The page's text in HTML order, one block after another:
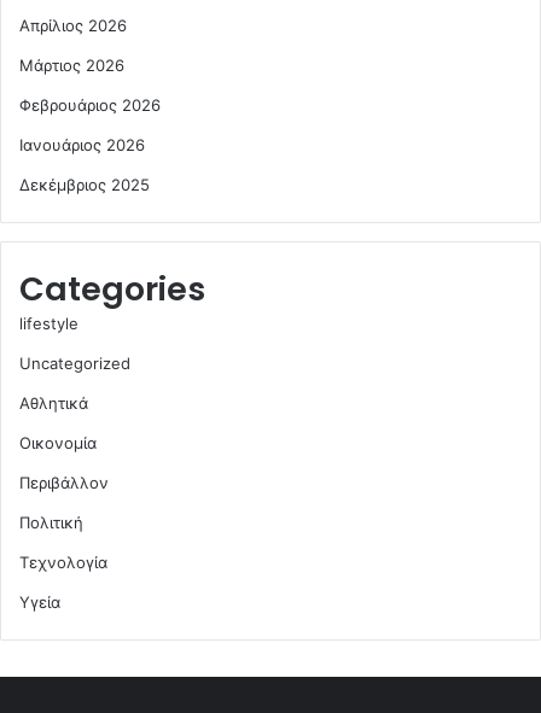
Απρίλιος 2026
Μάρτιος 2026
Φεβρουάριος 2026
Ιανουάριος 2026
Δεκέμβριος 2025
Categories
lifestyle
Uncategorized
Αθλητικά
Οικονομία
Περιβάλλον
Πολιτική
Τεχνολογία
Υγεία